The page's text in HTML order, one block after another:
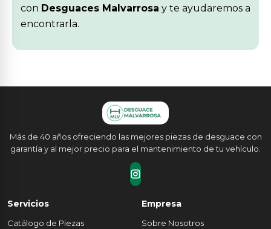
con Desguaces Malvarrosa y te ayudaremos a
encontrarla.
Más de 40 años ofreciendo las mejores piezas de desguace con
garantía y al mejor precio para el mantenimiento de tu vehículo.
Servicios
Catálogo de Piezas
Empresa
Sobre Nosotros